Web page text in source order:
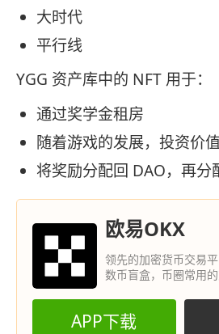
大时代
平行线
YGG 资产库中的 NFT 用于：
通过奖学金租房
随着游戏的发展，投资价
将奖励分配回 DAO，再分
欧易OKX
领先的加密货币交易
数币盲盒，币圈常用的
APP下载